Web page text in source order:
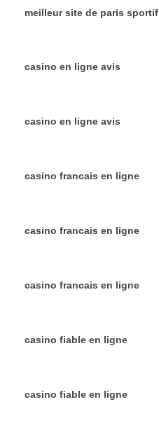
meilleur site de paris sportif
casino en ligne avis
casino en ligne avis
casino francais en ligne
casino francais en ligne
casino francais en ligne
casino fiable en ligne
casino fiable en ligne